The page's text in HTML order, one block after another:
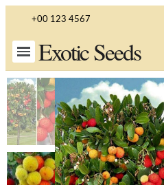
+00 123 4567
Exotic Seeds